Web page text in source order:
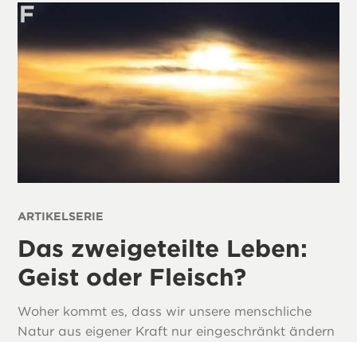
ARTIKELSERIE
Das zweigeteilte Leben:
Geist oder Fleisch?
Woher kommt es, dass wir unsere menschliche
Natur aus eigener Kraft nur eingeschränkt ändern